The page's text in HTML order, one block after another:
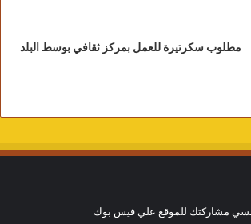
مطلوب سكرتيرة للعمل بمركز ثقافي بوسط البلد
مشاركتك للموقع علي فيس بوك